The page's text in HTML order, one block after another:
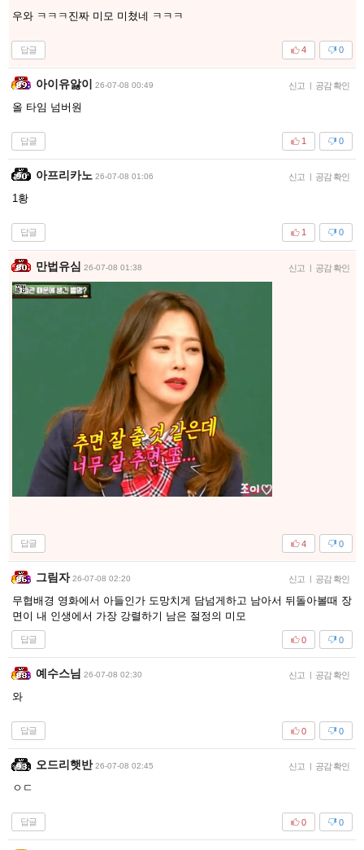
우와 ㅋㅋㅋ진짜 미모 미쳤네 ㅋㅋㅋ
답글 0
4
아이유앓이 26-07-08 00:49 신고 | 공감 확인
올 타임 넘버원
답글 0
1
아프리카노 26-07-08 01:06 신고 | 공감 확인
1황
답글 0
1
만법유심 26-07-08 01:38 신고 | 공감 확인
답글 0
4
그림자 26-07-08 02:20 신고 | 공감 확인
무협배경 영화에서 아들인가 도망치게 담넘게하고 남아서 뒤돌아볼때 장
면이 내 인생에서 가장 강렬하기 남은 절정의 미모
답글 0
0
예수스님 26-07-08 02:30 신고 | 공감 확인
와
답글 0
0
오드리햇반 26-07-08 02:45 신고 | 공감 확인
ㅇㄷ
답글 0
0